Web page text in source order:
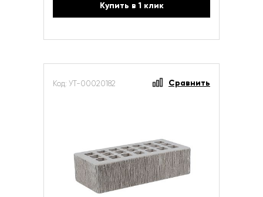
Купить в 1 клик
Код: УТ-00020182 Сравнить